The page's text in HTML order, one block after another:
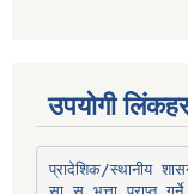
उपयोगी
प्रादेशिक/स्थानीय